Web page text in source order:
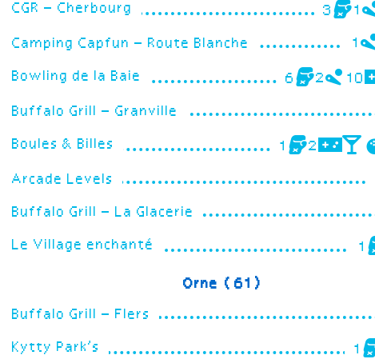
CGR – Cherbourg 3 1
Camping Capfun – Route Blanche 1
Bowling de la Baie 6 2 10
Buffalo Grill – Granville
Boules & Billes 1 2
Arcade Levels
Buffalo Grill – La Glacerie
Le Village enchanté 1
Orne (61)
Buffalo Grill – Flers
Kytty Park’s 1